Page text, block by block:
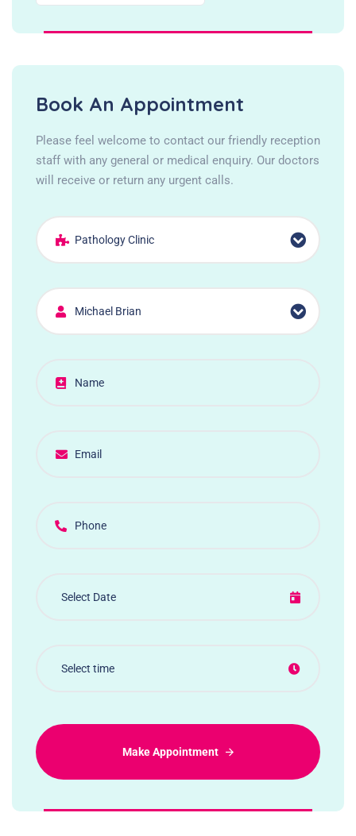
Book An Appointment
Please feel welcome to contact our friendly reception
staff with any general or medical enquiry. Our doctors
will receive or return any urgent calls.
Pathology Clinic
Michael Brian
Make Appointment